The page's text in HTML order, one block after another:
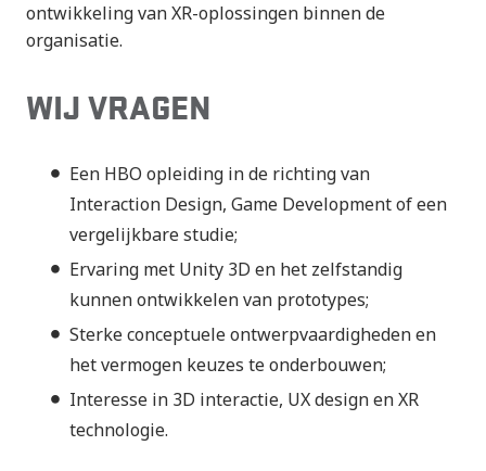
ontwikkeling van XR-oplossingen binnen de
organisatie.
WIJ VRAGEN
Een HBO opleiding in de richting van
Interaction Design, Game Development of een
vergelijkbare studie;
Ervaring met Unity 3D en het zelfstandig
kunnen ontwikkelen van prototypes;
Sterke conceptuele ontwerpvaardigheden en
het vermogen keuzes te onderbouwen;
Interesse in 3D interactie, UX design en XR
technologie.